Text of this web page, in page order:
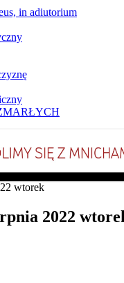
in adiutorium
się z
wtorek
2022